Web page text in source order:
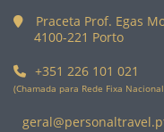
Praceta Prof. Egas
4100-221 Porto
+351 226 101 021
(Chamada para Rede Fixa